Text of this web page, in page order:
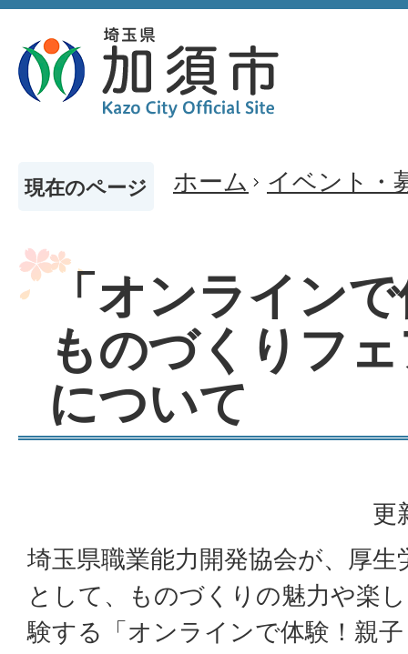
現在のページ ホーム イベント・
「オンライン
ものづくりフ
について
更
埼玉県職業能力開発協会が、厚
として、ものづくりの魅力や楽
験する「オンラインで体験！親